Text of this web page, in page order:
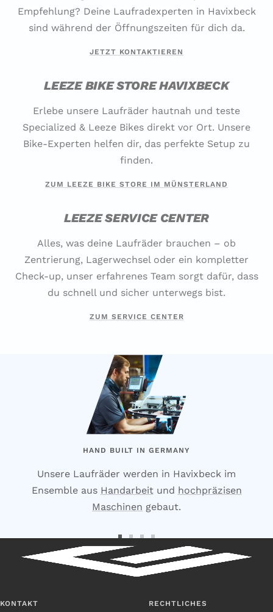
Empfehlung? Deine Laufradexperten in Havixbeck
sind während der Öffnungszeiten für dich da.
JETZT KONTAKTIEREN
LEEZE BIKE STORE HAVIXBECK
Erlebe unsere Laufräder hautnah und teste
Specialized & Leeze Bikes direkt vor Ort. Unsere
Bike-Experten helfen dir, das perfekte Setup zu
finden.
ZUM LEEZE BIKE STORE IM MÜNSTERLAND
LEEZE SERVICE CENTER
Alles, was deine Laufräder brauchen – ob
Zentrierung, Lagerwechsel oder ein kompletter
Check-up, unser erfahrenes Team sorgt dafür, dass
du schnell und sicher unterwegs bist.
ZUM SERVICE CENTER
HAND BUILT IN GERMANY
Unsere Laufräder werden in Havixbeck im
Ensemble aus Handarbeitund hochpräzisen
Maschinen gebaut.
Zur
Slide
1
Zur
Slide
2
Slide
3
Slide
4
KONTAKT RECHTLICHES